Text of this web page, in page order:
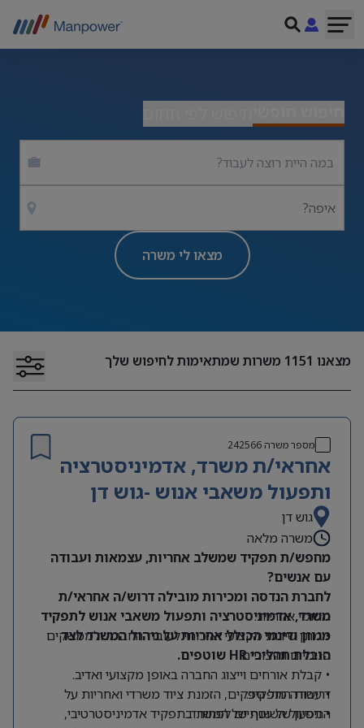
איפה?
מצאו לי משרה
מצאנו 1151 משרות שמתאימות לחיפוש שלך
מספר משרה242566
אחראי/ת משרד, אדמיניסטרציה
ותפעול משאבי אנוש -גוש דן
גוש דן
משרה מלאה
מחפש/ת תפקיד שמשלב אחריות, עצמאות ועבודה
עם אנשים?
לחברת הנדסה ומכירות מובילה דרוש/ה אחראי/ת
משרד, אדמיניסטרציה ותפעול משאבי אנוש לתפקיד
מגוון ודינמי הכולל אחריות על ניהול המשרד לצד
הובלת תהליכי HR שוטפים.
תחומי אחריות:
• מתן שירות מקצועי ואיכותי לעובדי החברה ולממשקים
פנימיים וחיצוניים.
• קבלת אורחים וייצוג החברה באופן מקצועי ואדיב.
• עבודה מול ספקים, הזמנת ציוד משרדי ואחריות על
התפעול השוטף של המשרד.
דרישות התפקיד:
• ניסיון של שנתיים לפחות בתפקיד אדמיניסטרטיבי,